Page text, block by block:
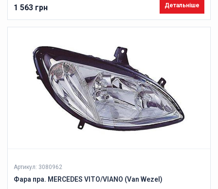
1 563 грн Детальніше
Артикул: 3080962
Фара пра. MERCEDES VITO/VIANO (Van Wezel)